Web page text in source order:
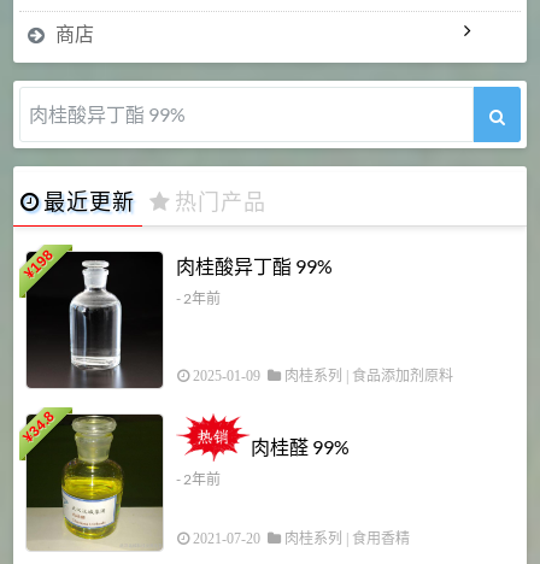
商店
肉桂酸异丁酯 99%
最近更新 热门产品
¥
198 肉桂酸异丁酯 99%
- 2年前
2025-01-09 肉桂系列 食品添加剂原料
¥
34.8
肉桂醛 99%
- 2年前
2021-07-20 肉桂系列 食用香精